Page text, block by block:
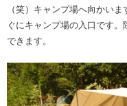
（笑）キャンプ場へ向かい
ぐにキャンプ場の入口です
できます。